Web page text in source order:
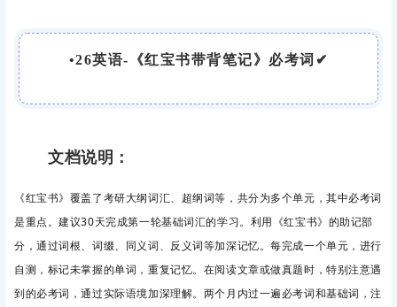
•26英语-《红宝书带背笔记》必考词 ✔
文档说明：
《红宝书》覆盖了考研大纲词汇、超纲词等，共分为多个单元，其中必考词
是重点。建议30天完成第一轮基础词汇的学习。利用《红宝书》的助记部
分，通过词根、词缀、同义词、反义词等加深记忆。每完成一个单元，进行
自测，标记未掌握的单词，重复记忆。在阅读文章或做真题时，特别注意遇
到的必考词，通过实际语境加深理解。两个月内过一遍必考词和基础词，注